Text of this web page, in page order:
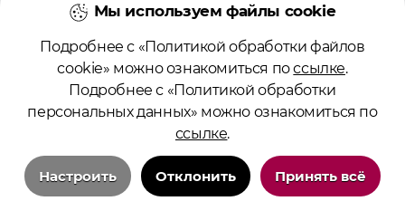
приёмная комиссия:
+375295229887
pk@grsmu.by
Мы используем файлы cookie
Подробнее с «Политикой обработки файлов
cookie» можно ознакомиться поссылке.
Подробнее с «Политикой обработки
персональных данных» можно ознакомиться по
ссылке.
Настроить Отклонить Принять всё